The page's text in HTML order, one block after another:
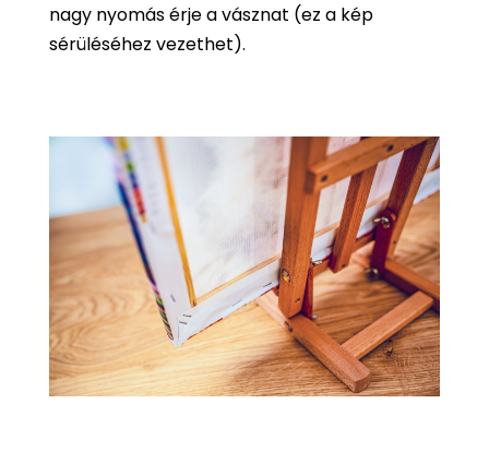
nagy nyomás érje a vásznat (ez a kép
sérüléséhez vezethet).